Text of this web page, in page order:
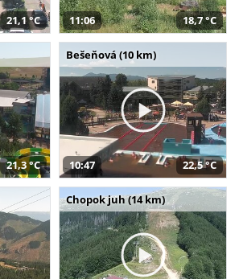
21,1 °C 11:06 18,7 °C
21,3 °C
Bešeňová (10 km)
10:47 22,5 °C
Chopok juh (14 km)